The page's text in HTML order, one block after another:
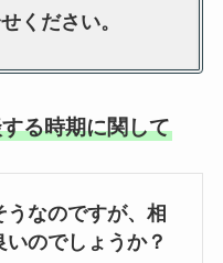
ください。
る時期に関して
なのですが、相
のでしょうか？